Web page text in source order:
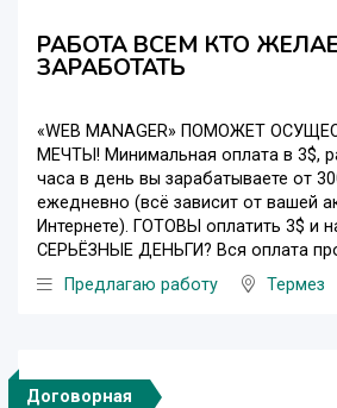
РАБОТА ВСЕМ КТО
ЗАРАБОТАТЬ
«WEB MANAGER» ПОМОЖЕТ
МЕЧТЫ! Минимальная оплата в 3$,
часа в день вы зарабатываете от
ежедневно (всё зависит от вашей
Интернете). ГОТОВЫ оплатить 3$ и
СЕРЬЁЗНЫЕ ДЕНЬГИ? Вся оплата
Предлагаю работу
Термез
Договорная